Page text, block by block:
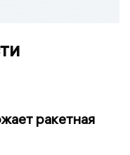
ракетная